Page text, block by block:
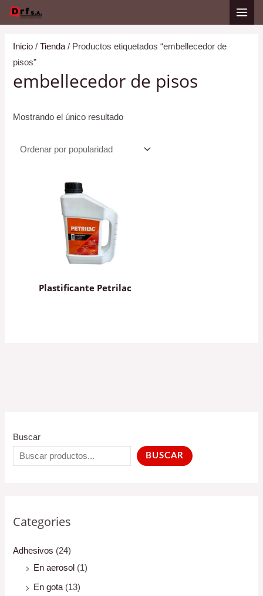
al
Buscar
BUSCAR
Categories
Adhesivos (24)
En aerosol (1)
En gota (13)
Inicio /Tienda/ Productos etiquetados “embellecedor de
pisos”
embellecedor de pisos
Mostrando el único resultado
Plastificante Petrilac